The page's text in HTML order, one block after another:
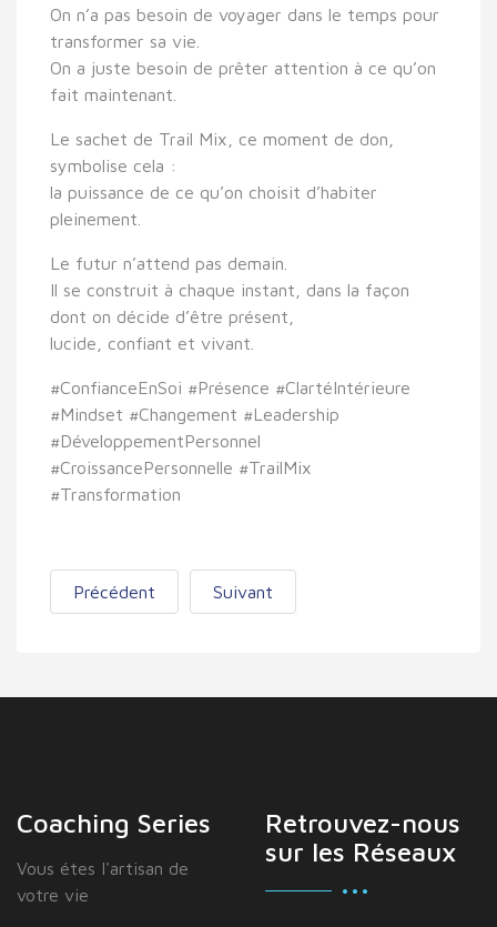
On n’a pas besoin de voyager dans le temps pour
transformer sa vie.
On a juste besoin de prêter attention à ce qu’on
fait maintenant.
Le sachet de Trail Mix, ce moment de don,
symbolise cela :
la puissance de ce qu’on choisit d’habiter
pleinement.
Le futur n’attend pas demain.
Il se construit à chaque instant, dans la façon
dont on décide d’être présent,
lucide, confiant et vivant.
#ConfianceEnSoi #Présence #ClartéIntérieure
#Mindset #Changement #Leadership
#DéveloppementPersonnel
#CroissancePersonnelle #TrailMix
#Transformation
Précédent Suivant
Coaching Series
Vous étes I'artisan de
votre vie
Retrouvez-nous
sur les Réseaux